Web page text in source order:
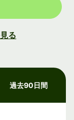
る
過去90日間